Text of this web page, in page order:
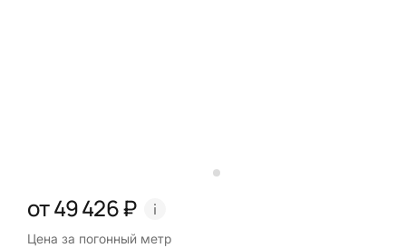
от 49 426 ₽
Цена за погонный метр